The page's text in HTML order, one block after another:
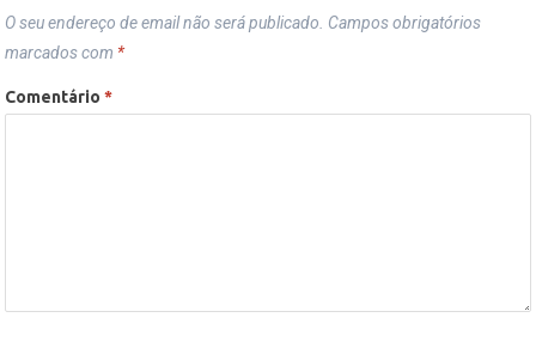
O seu endereço de email não será publicado. Campos obrigatórios
marcados com *
Comentário*